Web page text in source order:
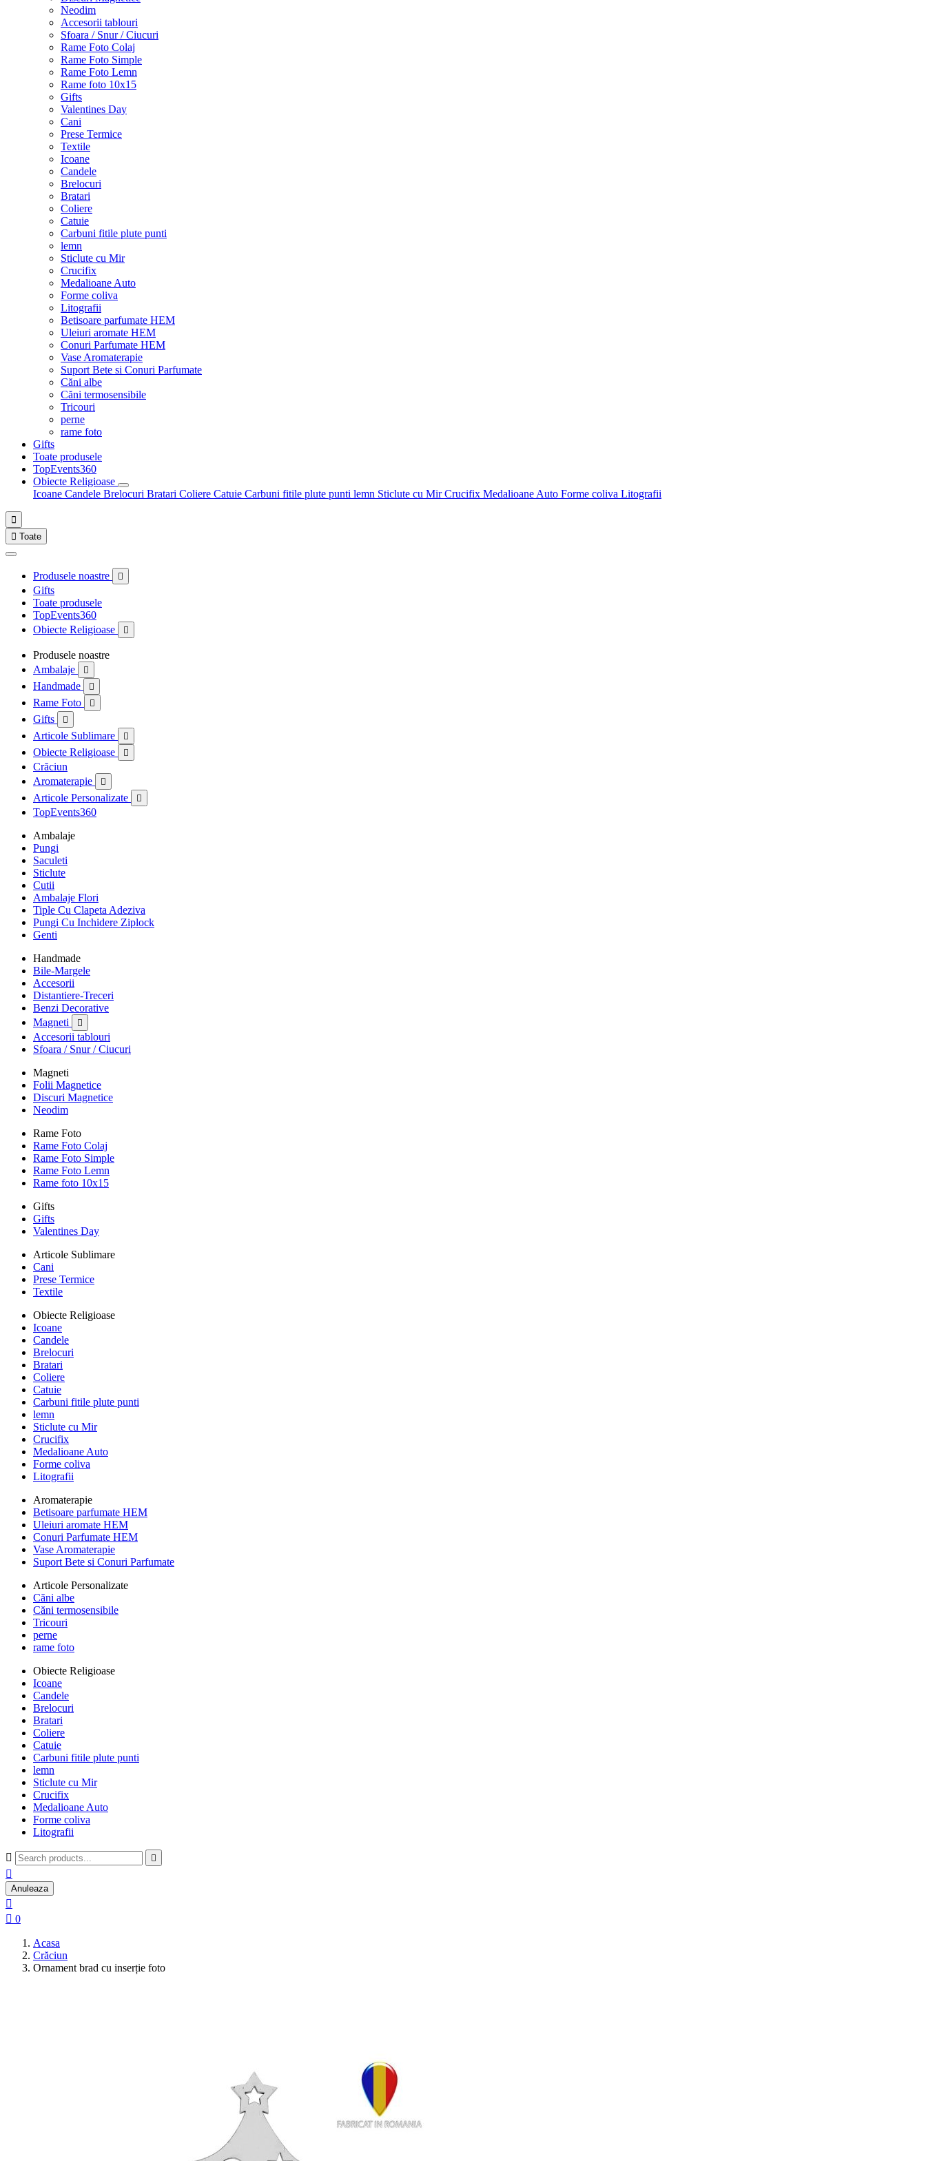
Neodim
Accesorii tablouri
Sfoara / Snur / Ciucuri
Rame Foto Colaj
Rame Foto Simple
Rame Foto Lemn
Rame foto 10x15
Gifts
Valentines Day
Cani
Prese Termice
Textile
Icoane
Candele
Brelocuri
Bratari
Coliere
Catuie
Carbuni fitile plute punti
lemn
Sticlute cu Mir
Crucifix
Medalioane Auto
Forme coliva
Litografii
Betisoare parfumate HEM
Uleiuri aromate HEM
Conuri Parfumate HEM
Vase Aromaterapie
Suport Bete si Conuri Parfumate
Căni albe
Căni termosensibile
Tricouri
perne
rame foto
Gifts
Toate produsele
TopEvents360
Obiecte Religioase
Icoane Candele Brelocuri Bratari Coliere Catuie Carbuni fitile plute punti lemn Sticlute cu MirCrucifix Medalioane Auto Forme coliva Litografii

 Toate
Produsele noastre 
Gifts
Toate produsele
TopEvents360
Obiecte Religioase

Produsele noastre
Ambalaje

Handmade 
Rame Foto 
Gifts 
Articole Sublimare 
Obiecte Religioase 
Crăciun
Aromaterapie

Articole Personalizate 
TopEvents360
Ambalaje
Pungi
Saculeti
Sticlute
Cutii
Ambalaje Flori
Tiple Cu Clapeta Adeziva
Pungi Cu Inchidere Ziplock
Genti
Handmade
Bile-Margele
Accesorii
Distantiere-Treceri
Benzi Decorative
Magneti

Accesorii tablouri
Sfoara / Snur / Ciucuri
Magneti
Folii Magnetice
Discuri Magnetice
Neodim
Rame Foto
Rame Foto Colaj
Rame Foto Simple
Rame Foto Lemn
Rame foto 10x15
Gifts
Gifts
Valentines Day
Articole Sublimare
Cani
Prese Termice
Textile
Obiecte Religioase
Icoane
Candele
Brelocuri
Bratari
Coliere
Catuie
Carbuni fitile plute punti
lemn
Sticlute cu Mir
Crucifix
Medalioane Auto
Forme coliva
Litografii
Aromaterapie
Betisoare parfumate HEM
Uleiuri aromate HEM
Conuri Parfumate HEM
Vase Aromaterapie
Suport Bete si Conuri Parfumate
Articole Personalizate
Căni albe
Căni termosensibile
Tricouri
perne
rame foto
Obiecte Religioase
Icoane
Candele
Brelocuri
Bratari
Coliere
Catuie
Carbuni fitile plute punti
lemn
Sticlute cu Mir
Crucifix
Medalioane Auto
Forme coliva
Litografii
 

Anuleaza

 0
Acasa
Crăciun
Ornament brad cu inserție foto